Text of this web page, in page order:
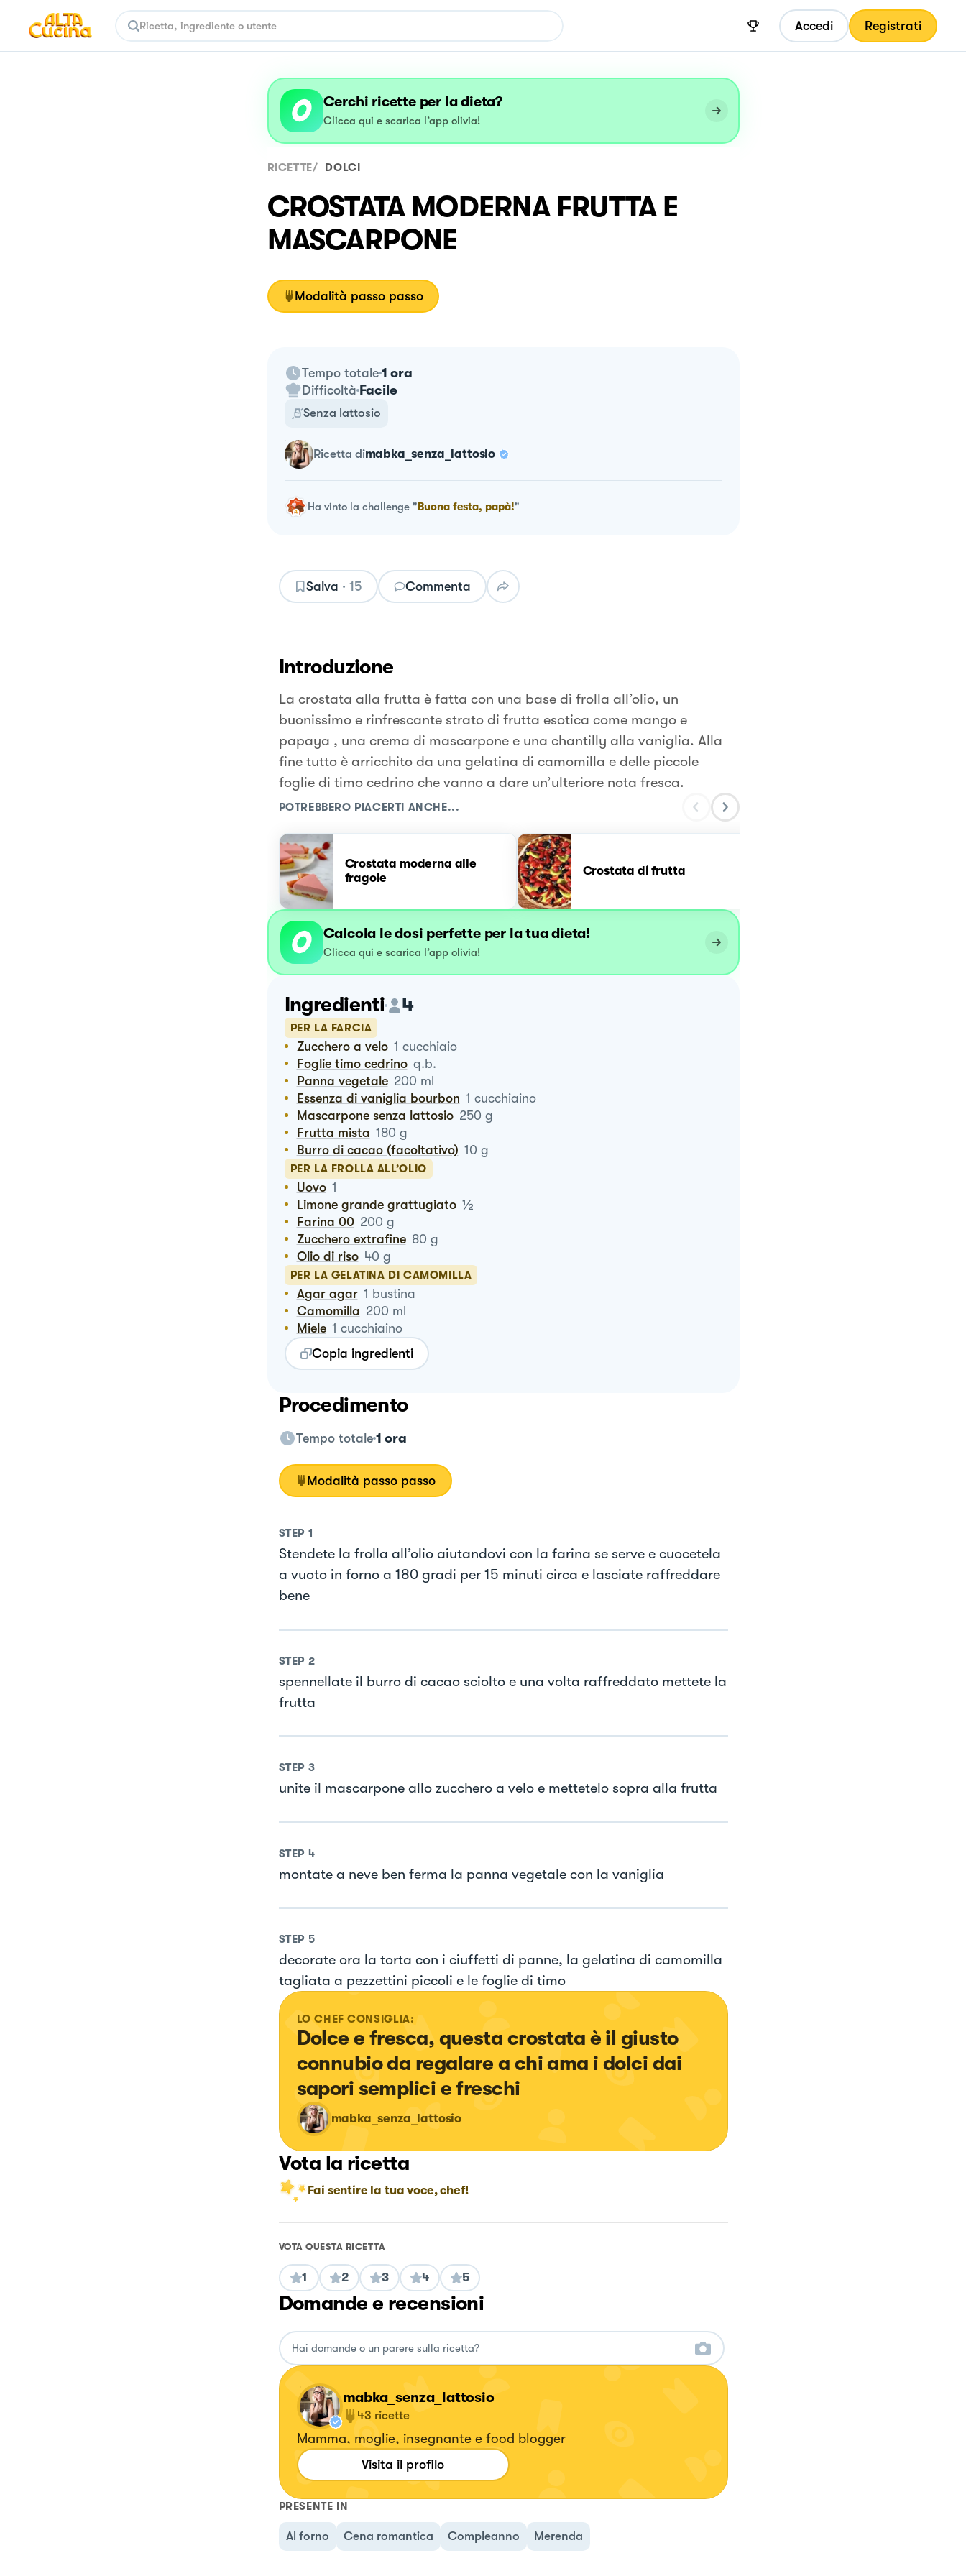
Accedi Registrati
Cerchi ricette per la dieta?
Clicca qui e scarica l’app olivia!
RICETTE/ DOLCI
CROSTATA MODERNA FRUTTA E
MASCARPONE
Modalità passo passo
Tempo totale 1 ora
Difficoltà Facile
Senza lattosio
ricetta dimabka_senza_lattosio
Ha vinto la challenge"Buona festa, papà!"
Salva · 15 Commenta
Introduzione
La crostata alla frutta è fatta con una base di frolla all’olio, un
buonissimo e rinfrescante strato di frutta esotica come mango e
papaya , una crema di mascarpone e una chantilly alla vaniglia. Alla
fine tutto è arricchito da una gelatina di camomilla e delle piccole
foglie di timo cedrino che vanno a dare un’ulteriore nota fresca.
POTREBBERO PIACERTI ANCHE...
Crostata moderna alle
fragole
Crostata di frutta
Calcola le dosi perfette per la tua dieta!
Clicca qui e scarica l’app olivia!
Ingredienti 4
PER LA FARCIA
Zucchero a velo 1 cucchiaio
Foglie timo cedrino q.b.
Panna vegetale 200 ml
Essenza di vaniglia bourbon 1 cucchiaino
Mascarpone senza lattosio 250 g
Frutta mista 180 g
Burro di cacao (facoltativo) 10 g
PER LA FROLLA ALL’OLIO
Uovo 1
Limone grande grattugiato ½
Farina 00 200 g
Zucchero extrafine 80 g
Olio di riso 40 g
PER LA GELATINA DI CAMOMILLA
Agar agar 1 bustina
Camomilla 200 ml
Miele 1 cucchiaino
Copia ingredienti
Procedimento
Tempo totale 1 ora
Modalità passo passo
STEP 1
Stendete la frolla all’olio aiutandovi con la farina se serve e cuocetela
a vuoto in forno a 180 gradi per 15 minuti circa e lasciate raffreddare
bene
STEP 2
spennellate il burro di cacao sciolto e una volta raffreddato mettete la
frutta
STEP 3
unite il mascarpone allo zucchero a velo e mettetelo sopra alla frutta
STEP 4
montate a neve ben ferma la panna vegetale con la vaniglia
STEP 5
decorate ora la torta con i ciuffetti di panne, la gelatina di camomilla
tagliata a pezzettini piccoli e le foglie di timo
LO CHEF CONSIGLIA:
Dolce e fresca, questa crostata è il giusto
connubio da regalare a chi ama i dolci dai
sapori semplici e freschi
mabka_senza_lattosio
Vota la ricetta
Fai sentire la tua voce, chef!
VOTA QUESTA RICETTA
1 2 3 4 5
Domande e recensioni
mabka_senza_lattosio
43 ricette
Mamma, moglie, insegnante e food blogger
Visita il profilo
PRESENTE IN
Al forno Cena romantica Compleanno Merenda